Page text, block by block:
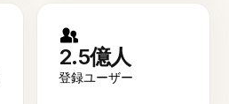
2.5億人
登録ユーザー